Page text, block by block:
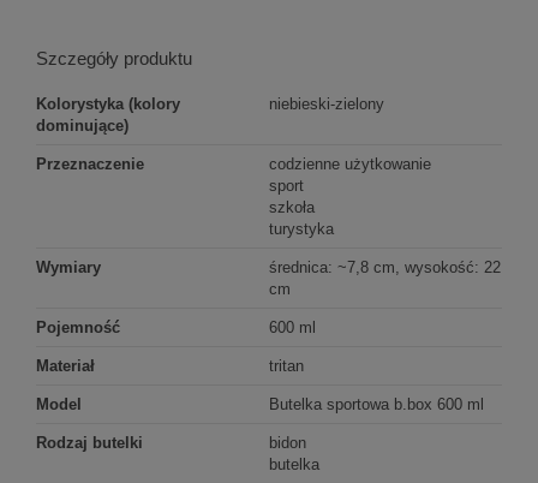
Szczegóły produktu
Kolorystyka (kolory
dominujące)
niebieski-zielony
Przeznaczenie
codzienne użytkowanie
sport
szkoła
turystyka
Wymiary
średnica: ~7,8 cm, wysokość: 22
cm
Pojemność 600 ml
Materiał tritan
Model Butelka sportowa b.box 600 ml
Rodzaj butelki
bidon
butelka